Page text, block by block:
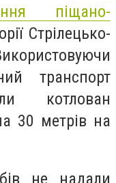
піщано-
Стрілецько-
транспорт
котлован
30 метрів на
не надали